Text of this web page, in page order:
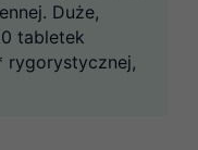
Duże,
tabletek
rygorystycznej,